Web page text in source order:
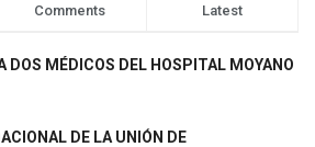
Comments Latest
DOS MÉDICOS DEL HOSPITAL MOYANO
DE LA UNIÓN DE